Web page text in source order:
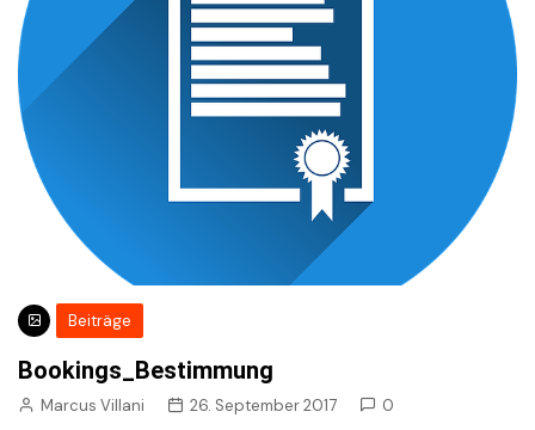
Beiträge
Bookings_Bestimmung
Marcus Villani 26. September 2017 0